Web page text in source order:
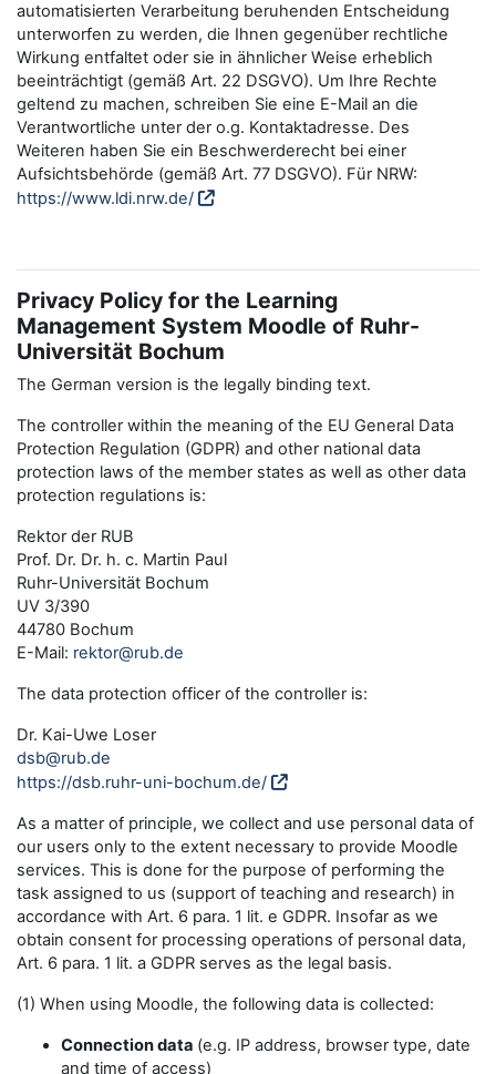
automatisierten Verarbeitung beruhenden Entscheidung
unterworfen zu werden, die Ihnen gegenüber rechtliche
Wirkung entfaltet oder sie in ähnlicher Weise erheblich
beeinträchtigt (gemäß Art. 22 DSGVO). Um Ihre Rechte
geltend zu machen, schreiben Sie eine E-Mail an die
Verantwortliche unter der o.g. Kontaktadresse. Des
Weiteren haben Sie ein Beschwerderecht bei einer
Aufsichtsbehörde (gemäß Art. 77 DSGVO). Für NRW:
https://www.ldi.nrw.de/
Privacy Policy for the Learning
Management System Moodle of Ruhr-
Universität Bochum
The German version is the legally binding text.
The controller within the meaning of the EU General Data
Protection Regulation (GDPR) and other national data
protection laws of the member states as well as other data
protection regulations is:
Rektor der RUB
Prof. Dr. Dr. h. c. Martin Paul
Ruhr-Universität Bochum
UV 3/390
44780 Bochum
E-Mail: rektor@rub.de
The data protection officer of the controller is:
Dr. Kai-Uwe Loser
dsb@rub.de
https://dsb.ruhr-uni-bochum.de/
As a matter of principle, we collect and use personal data of
our users only to the extent necessary to provide Moodle
services. This is done for the purpose of performing the
task assigned to us (support of teaching and research) in
accordance with Art. 6 para. 1 lit. e GDPR. Insofar as we
obtain consent for processing operations of personal data,
Art. 6 para. 1 lit. a GDPR serves as the legal basis.
(1) When using Moodle, the following data is collected:
Connection data (e.g. IP address, browser type, date
and time of access)